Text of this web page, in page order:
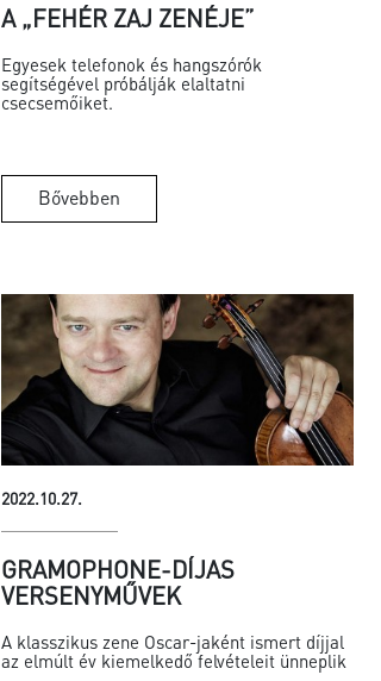
A „FEHÉR ZAJ ZENÉJE”
Egyesek telefonok és hangszórók
segítségével próbálják elaltatni
csecsemőiket.
Bővebben
2022.10.27.
GRAMOPHONE-DÍJAS
VERSENYMŰVEK
A klasszikus zene Oscar-jaként ismert díjjal
az elmúlt év kiemelkedő felvételeit ünneplik